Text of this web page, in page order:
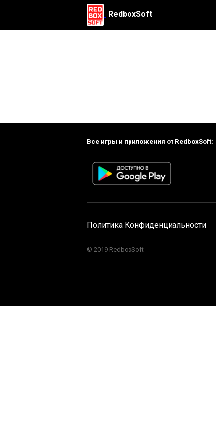
RedboxSoft
Все игры и приложения от RedboxSoft:
Политика Конфиденциальности
© 2019 RedboxSoft